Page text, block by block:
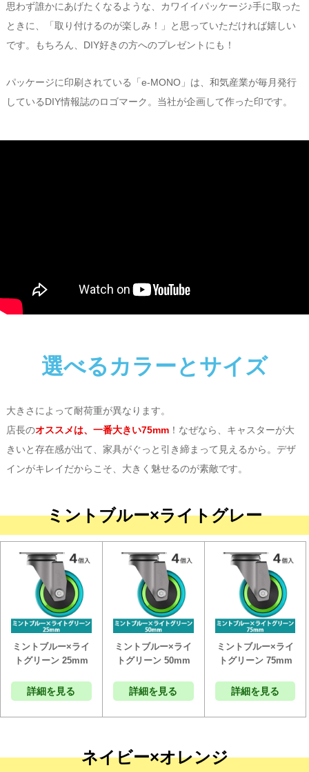
思わず誰かにあげたくなるような、カワイイパッケージ♪手に取った
ときに、「取り付けるのが楽しみ！」と思っていただければ嬉しい
です。もちろん、DIY好きの方へのプレゼントにも！
パッケージに印刷されている「e-MONO」は、和気産業が毎月発行
しているDIY情報誌のロゴマーク。当社が企画して作った印です。
選べるカラーとサイズ
大きさによって耐荷重が異なります。
店長のオススメは、一番大きい75mm！なぜなら、キャスターが大
きいと存在感が出て、家具がぐっと引き締まって見えるから。デザ
インがキレイだからこそ、大きく魅せるのが素敵です。
ミントブルー×ライトグレー
ミントブルー×ライ
トグリーン 25mm
詳細を見る
ミントブルー×ライ
トグリーン 50mm
詳細を見る
ミントブルー×ライ
トグリーン 75mm
詳細を見る
ネイビー×オレンジ